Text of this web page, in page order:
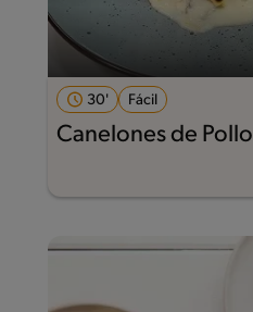
30' Fácil
Canelones de Pollo